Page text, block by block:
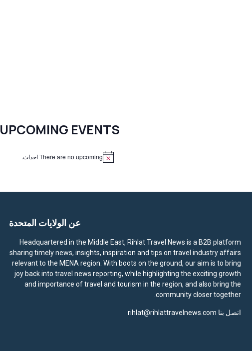
UPCOMING EVENTS
c
There are no upcoming احداث.
عن الولايات المتحدة
Headquartered in the Middle East, Rihlat Travel News is a B2B platform
sharing timely news, insights, inspiration and tips on travel industry affairs
relevant to the MENA region. With boots on the ground, our aim is to bring
joy back into travel news reporting, while highlighting the exciting growth
and importance of travel and tourism in the region, and also bring the
community closer together.
اتصل بنا rihlat@rihlattravelnews.com